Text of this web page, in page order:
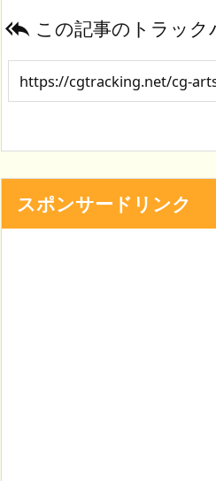
 この記事のトラック
スポンサードリンク